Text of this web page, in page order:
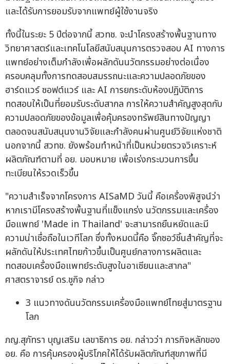
และได้รับการยอมรับจากแพทย์ผู้ใช้งานจริง
ทั้งนี้ในระยะ 5 ปีต่อจากนี้ สวทช. จะนำโครงสร้างพื้นฐานทาง
วิทยาศาสตร์และเทคโนโลยีสนับสนุนการตรวจสอบ AI ทางการ
แพทย์อย่างเต็มกำลังเพื่อผลักดันนวัตกรรมอย่างต่อเนื่อง
ครอบคลุมทั้งการทดสอบสมรรถนะและความปลอดภัยของ
ฮาร์ดแวร์ ซอฟต์แวร์ และ AI การยกระดับห้องปฏิบัติการ
ทดสอบให้เป็นที่ยอมรับระดับสากล การให้ความสำคัญสูงสุดกับ
ความปลอดภัยของข้อมูลเพื่อคุ้มครองทรัพย์สินทางปัญญา
ตลอดจนสนับสนุนงานวิจัยและกำลังคนผ่านศูนย์วิจัยแห่งชาติ
นอกจากนี้ สวทช. ยังพร้อมทำหน้าที่เป็นหน่วยตรวจวิเคราะห์
ผลิตภัณฑ์ตามที่ อย. มอบหมาย เพื่อเร่งกระบวนการขึ้น
ทะเบียนให้รวดเร็วขึ้น
"ความสำเร็จจากโครงการ AISaMD วันนี้ คือเครื่องพิสูจน์ว่า
หากเรามีโครงสร้างพื้นฐานที่แข็งแกร่ง นวัตกรรมและเครื่อง
มือแพทย์ 'Made in Thailand' จะสามารถยืนหยัดและมี
ความน่าเชื่อถือในเวทีโลก ซึ่งทั้งหมดนี้คือ จิ๊กซอว์ชิ้นสำคัญที่จะ
ผลักดันให้ประเทศไทยก้าวขึ้นเป็นศูนย์กลางการผลิตและ
ทดสอบเครื่องมือแพทย์ระดับสูงในอาเซียนและสากล"
ศาสตราจารย์ ดร.ชูกิจ กล่าว
3 แนวทางดันนวัตกรรมเครื่องมือแพทย์ไทยสู่มาตรฐาน
โลก
ภญ.สุภัทรา บุญเสริม เลขาธิการ อย. กล่าวว่า ภารกิจหลักของ
อย. คือ การคุ้มครองผู้บริโภคให้ได้รับผลิตภัณฑ์สุขภาพที่มี